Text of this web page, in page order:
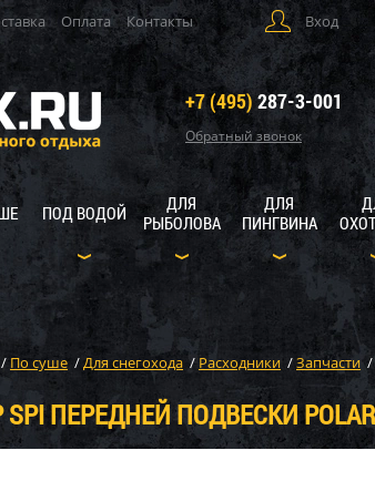
Оплата Контакты Вход
+7 (495) 287-3-001
Обратный звонок
ПОД ВОДОЙ
ДЛЯ
РЫБОЛОВА
ДЛЯ
ПИНГВИНА
/ По суше /Для снегохода / Расходники /Запчасти /
ПЕРЕДНЕЙ ПОДВЕСКИ